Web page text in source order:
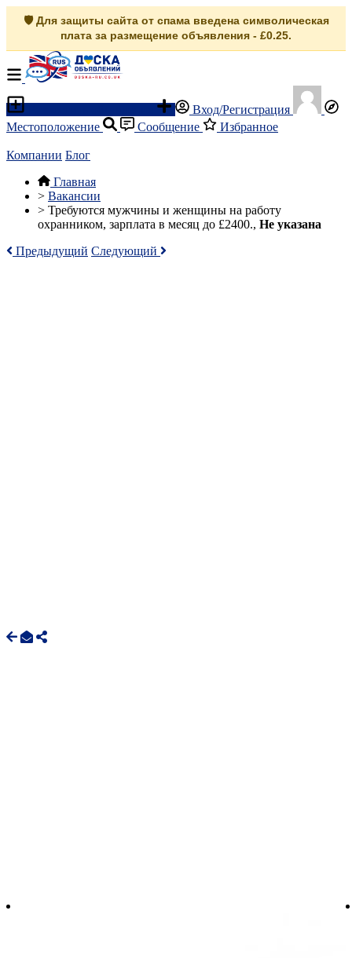
🛡️ Для защиты сайта от спама введена символическая
плата за размещение объявления - £0.25.
Вход/Регистрация
Местоположение
Сообщение Избранное
Компании Блог
Главная
> Вакансии
> Требуются мужчины и женщины на работу
охранником, зарплата в месяц до £2400., Не указана
Предыдущий Следующий